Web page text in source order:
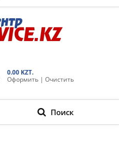
0.00 KZT.
Оформить | Очистить
Поиск